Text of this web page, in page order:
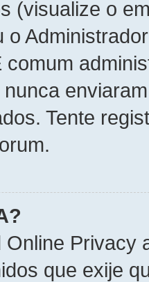
(visualize o
o
comum
Tente
Online Privacy
que exije